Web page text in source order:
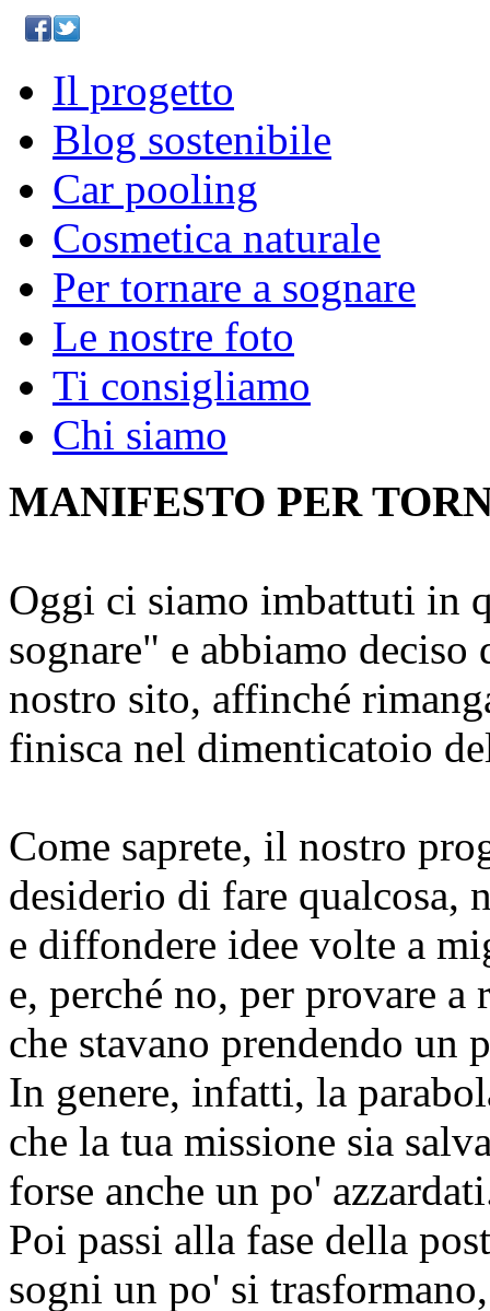
Il progetto
Blog sostenibile
Car pooling
Cosmetica naturale
Per tornare a sognare
Le nostre foto
Ti consigliamo
Chi siamo
MANIFESTO PER
Oggi ci siamo imbattuti in
sognare" e abbiamo
nostro sito, affinché
finisca nel dimenticatoio
Come saprete, il nostro
desiderio di fare qualcosa,
e diffondere idee volte a
e, perché no, per provare
che stavano prendendo un
In genere, infatti, la
che la tua missione sia
forse anche un po'
Poi passi alla fase della
sogni un po' si